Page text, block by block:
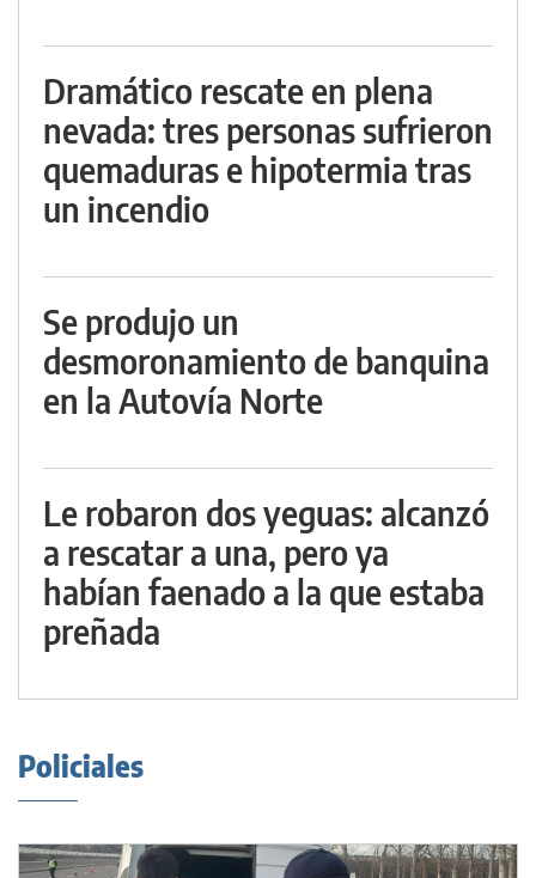
Dramático rescate en plena
nevada: tres personas sufrieron
quemaduras e hipotermia tras
un incendio
Se produjo un
desmoronamiento de banquina
en la Autovía Norte
Le robaron dos yeguas: alcanzó
a rescatar a una, pero ya
habían faenado a la que estaba
preñada
Policiales